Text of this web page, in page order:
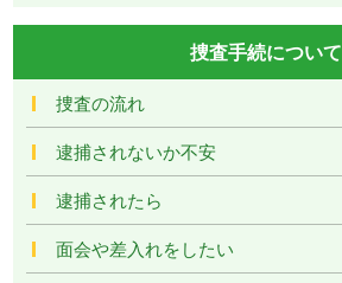
捜査手続について
捜査の流れ
逮捕されないか不安
逮捕されたら
面会や差入れをしたい